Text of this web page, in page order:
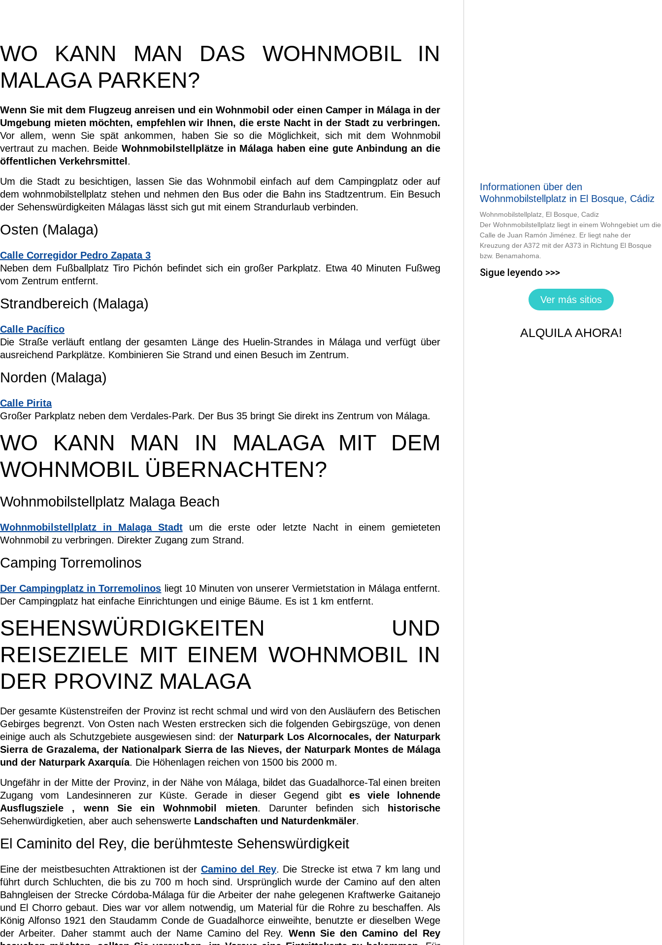
WO KANN MAN DAS WOHNMOBIL IN
MALAGA PARKEN?
Wenn Sie mit dem Flugzeug anreisen und ein Wohnmobil oder einen Camper in Málaga in der
Umgebung mieten möchten, empfehlen wir Ihnen, die erste Nacht in der Stadt zu verbringen.
Vor allem, wenn Sie spät ankommen, haben Sie so die Möglichkeit, sich mit dem Wohnmobil
vertraut zu machen. Beide Wohnmobilstellplätze in Málaga haben eine gute Anbindung an die
öffentlichen Verkehrsmittel .
Um die Stadt zu besichtigen, lassen Sie das Wohnmobil einfach auf dem Campingplatz oder auf
dem wohnmobilstellplatz stehen und nehmen den Bus oder die Bahn ins Stadtzentrum. Ein Besuch
der Sehenswürdigkeiten Málagas lässt sich gut mit einem Strandurlaub verbinden.
Osten (Malaga)
Calle Corregidor Pedro Zapata 3
Neben dem Fußballplatz Tiro Pichón befindet sich ein großer Parkplatz. Etwa 40 Minuten Fußweg
vom Zentrum entfernt.
Strandbereich (Malaga)
Calle Pacífico
Die Straße verläuft entlang der gesamten Länge des Huelin-Strandes in Málaga und verfügt über
ausreichend Parkplätze. Kombinieren Sie Strand und einen Besuch im Zentrum.
Norden (Malaga)
Calle Pirita
Großer Parkplatz neben dem Verdales-Park. Der Bus 35 bringt Sie direkt ins Zentrum von Málaga.
WO KANN MAN IN MALAGA MIT DEM
WOHNMOBIL ÜBERNACHTEN?
Wohnmobilstellplatz Malaga Beach
Wohnmobilstellplatz in Malaga Stadtum die erste oder letzte Nacht in einem gemieteten
Wohnmobil zu verbringen. Direkter Zugang zum Strand.
Camping Torremolinos
Der Campingplatz in Torremolinos liegt 10 Minuten von unserer Vermietstation in Málaga entfernt.
Der Campingplatz hat einfache Einrichtungen und einige Bäume. Es ist 1 km entfernt.
SEHENSWÜRDIGKEITEN UND
REISEZIELE MIT EINEM WOHNMOBIL IN
DER PROVINZ MALAGA
Der gesamte Küstenstreifen der Provinz ist recht schmal und wird von den Ausläufern des Betischen
Gebirges begrenzt. Von Osten nach Westen erstrecken sich die folgenden Gebirgszüge, von denen
einige auch als Schutzgebiete ausgewiesen sind: der Naturpark Los Alcornocales, der Naturpark
Sierra de Grazalema, der Nationalpark Sierra de las Nieves, der Naturpark Montes de Málaga
und der Naturpark Axarquía. Die Höhenlagen reichen von 1500 bis 2000 m.
Ungefähr in der Mitte der Provinz, in der Nähe von Málaga, bildet das Guadalhorce-Tal einen breiten
Zugang vom Landesinneren zur Küste. Gerade in dieser Gegend gibt es viele lohnende
Ausflugsziele
, wenn Sie ein Wohnmobil mieten. Darunter befinden sich
historische
Sehenwürdigketien, aber auch sehenswerte Landschaften und Naturdenkmäler.
El Caminito del Rey, die berühmteste Sehenswürdigkeit
Eine der meistbesuchten Attraktionen ist der Camino del Rey. Die Strecke ist etwa 7 km lang und
führt durch Schluchten, die bis zu 700 m hoch sind. Ursprünglich wurde der Camino auf den alten
Bahngleisen der Strecke Córdoba-Málaga für die Arbeiter der nahe gelegenen Kraftwerke Gaitanejo
und El Chorro gebaut. Dies war vor allem notwendig, um Material für die Rohre zu beschaffen. Als
König Alfonso 1921 den Staudamm Conde de Guadalhorce einweihte, benutzte er dieselben Wege
der Arbeiter. Daher stammt auch der Name Camino del Rey. Wenn Sie den Camino del Rey
Informationen über den
Wohnmobilstellplatz in El Bosque, Cádiz
Wohnmobilstellplatz, El Bosque, Cadiz
Der Wohnmobilstellplatz liegt in einem Wohngebiet um die
Calle de Juan Ramón Jiménez. Er liegt nahe der
Kreuzung der A372 mit der A373 in Richtung El Bosque
bzw. Benamahoma.
Sigue leyendo >>>
Ver más sitios
ALQUILA AHORA!